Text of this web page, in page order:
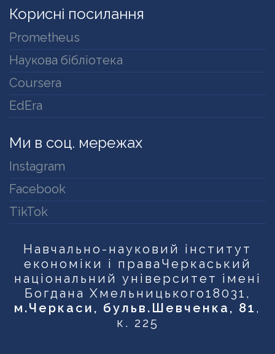
Корисні посилання
Prometheus
Наукова бібліотека
Coursera
EdEra
Ми в соц. мережах
Instagram
Facebook
TikTok
Навчально-науковий інститут
економіки і права Черкаський
національний університет імені
Богдана Хмельницького18031,
м.Черкаси, бульв.Шевченка, 81 ,
к. 225